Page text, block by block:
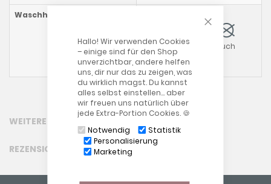
Hallo! Wir verwenden Cookies
– einige sind für den Shop
unverzichtbar, andere helfen
uns, dir nur das zu zeigen, was
du wirklich magst. Du kannst
alles selbst einstellen… aber
wir freuen uns natürlich über
jede Extra-Portion Cookies. 🍪
Notwendig
Statistik
Personalisierung
Marketing
Waschhinweise
Bitte beachten Sie auch
unsere allgemeinen
Waschhinweise
WEITERE INFORMATIONEN
REZENSIONEN